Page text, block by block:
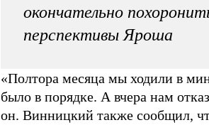
окончательно
перспективы Яроша
«Полтора месяца мы ходили в
было в порядке. А вчера нам
он. Винницкий также сообщил,